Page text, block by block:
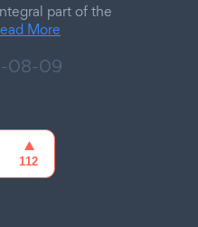
part of the
More
08-09